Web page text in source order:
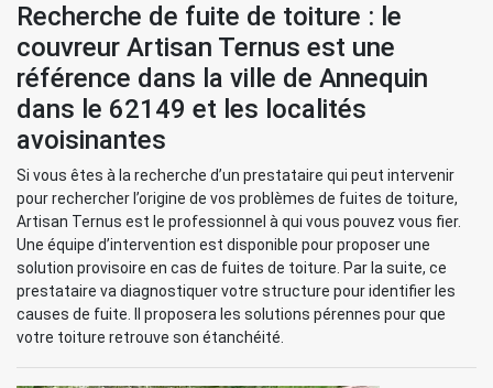
Recherche de fuite de toiture : le
couvreur Artisan Ternus est une
référence dans la ville de Annequin
dans le 62149 et les localités
avoisinantes
Si vous êtes à la recherche d’un prestataire qui peut intervenir
pour rechercher l’origine de vos problèmes de fuites de toiture,
Artisan Ternus est le professionnel à qui vous pouvez vous fier.
Une équipe d’intervention est disponible pour proposer une
solution provisoire en cas de fuites de toiture. Par la suite, ce
prestataire va diagnostiquer votre structure pour identifier les
causes de fuite. Il proposera les solutions pérennes pour que
votre toiture retrouve son étanchéité.